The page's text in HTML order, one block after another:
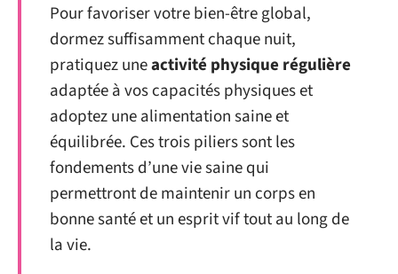
Pour favoriser votre bien-être global,
dormez suffisamment chaque nuit,
pratiquez uneactivité physique régulière
adaptée à vos capacités physiques et
adoptez une alimentation saine et
équilibrée. Ces trois piliers sont les
fondements d’une vie saine qui
permettront de maintenir un corps en
bonne santé et un esprit vif tout au long de
la vie.